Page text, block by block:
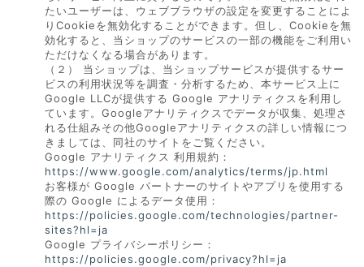
たいユーザーは、ウェブブラウザの設定を変更することによ
りCookieを無効化することができます。但し、Cookieを無
効化すると、当ショップのサービスの一部の機能をご利用い
ただけなくなる場合があります。
（２） 当ショップは、当ショップサービスが提供するサー
ビスの利用状況等を調査・分析するため、本サービス上に
Google LLCが提供する Google アナリティクスを利用し
ています。Googleアナリティクスでデータが収集、処理さ
れる仕組みその他Googleアナリティクスの詳しい情報につ
きましては、同社のサイトをご覧ください。
Google アナリティクス 利用規約：
https://www.google.com/analytics/terms/jp.html
お客様が Google パートナーのサイトやアプリを使用する
際の Google によるデータ使用：
https://policies.google.com/technologies/partner-
sites?hl=ja
Google プライバシーポリシー：
https://policies.google.com/privacy?hl=ja